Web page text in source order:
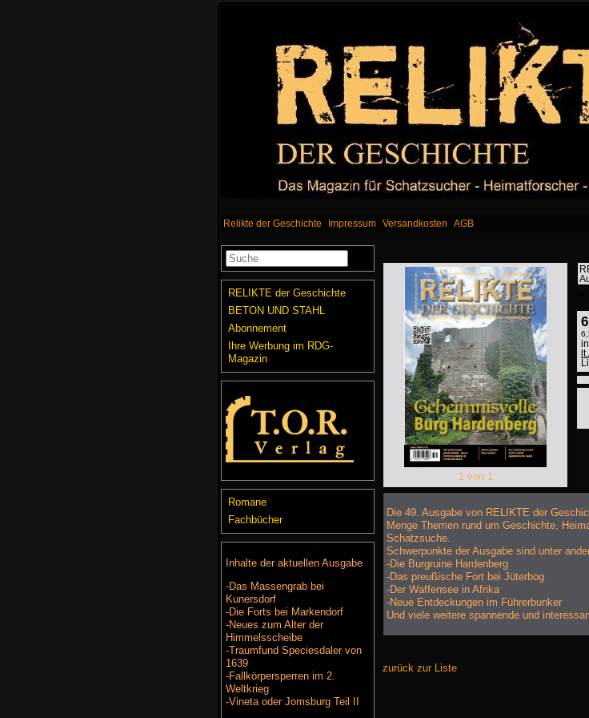
Relikte der Geschichte Impressum Versandkosten AGB
RELIKTE der Geschichte
BETON UND STAHL
Abonnement
Ihre Werbung im RDG-
Magazin
Romane
Fachbücher
Inhalte der aktuellen Ausgabe
-Das Massengrab bei
Kunersdorf
-Die Forts bei Markendorf
-Neues zum Alter der
Himmelsscheibe
-Traumfund Speciesdaler von
1639
-Fallkörpersperren im 2.
Weltkrieg
-Vineta oder Jomsburg Teil II
1 von 1
Die 49. Ausgabe von RELIKTE der
Menge Themen rund um Geschichte,
Schatzsuche.
Schwerpunkte der Ausgabe sind unter
-Die Burgruine Hardenberg
-Das preußische Fort bei Jüterbog
-Der Waffensee in Afrika
-Neue Entdeckungen im Führerbunker
Und viele weitere spannende und
zurück zur Liste